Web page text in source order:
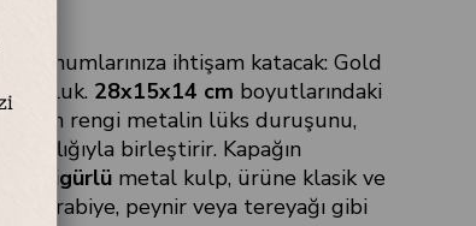
sunumlarınıza ihtişam katacak: Gold
28x15x14 cm boyutlarındaki
altın rengi metalin lüks duruşunu,
birleştirir. Kapağın
Kuş Figürlümetal kulp, ürüne klasik ve
kurabiye, peynir veya tereyağı gibi